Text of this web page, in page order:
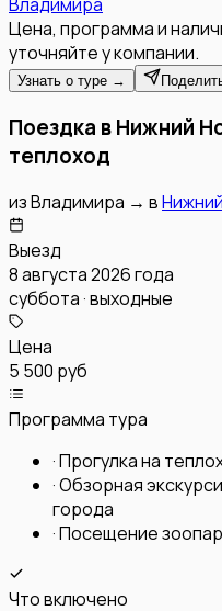
Цена, программа и
уточняйте у компании.
Узнать о туре →
Поездка в Нижний
теплоход
изВладимира → в
Выезд
8 августа 2026 года
суббота · выходные
Цена
5 500 руб
Программа тура
·Прогулка на
·Обзорная
города
·Посещение
Что включено